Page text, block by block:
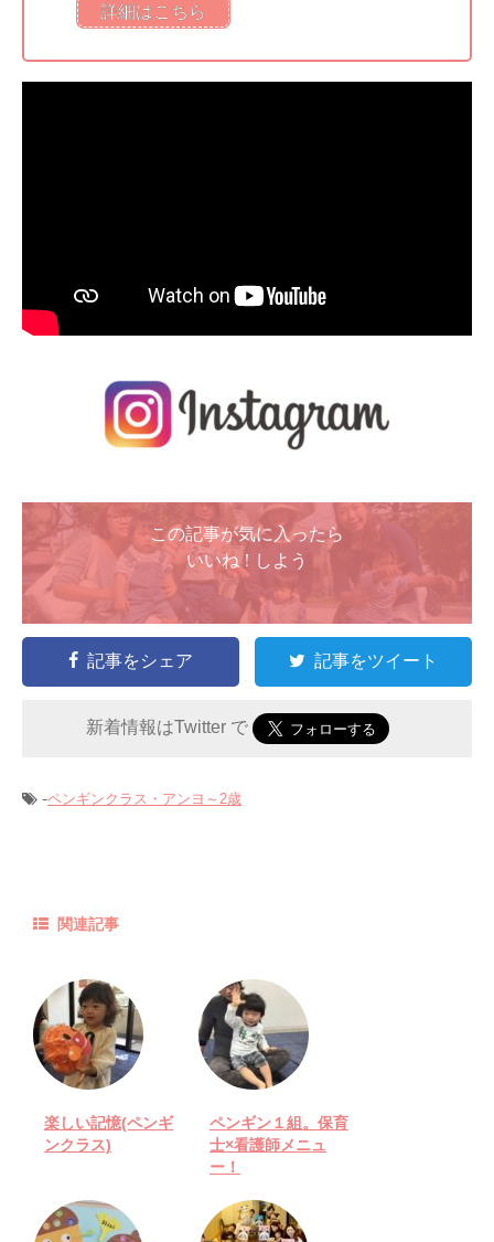
詳細はこちら
この記事が気に入ったら
いいね ! しよう
記事をシェア 記事をツイート
新着情報はTwitter で
-ペンギンクラス・アンヨ～2歳
関連記事
楽しい記憶(ペンギ
ンクラス)
ペンギン１組。保育
士×看護師メニュ
ー！